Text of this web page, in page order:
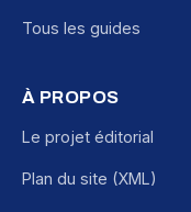
Tous les guides
À PROPOS
Le projet éditorial
Plan du site (XML)